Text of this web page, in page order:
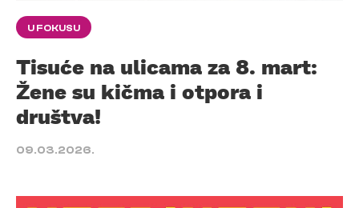
U FOKUSU
Tisuće na ulicama za 8. mart:
Žene su kičma i otpora i
društva!
09.03.2026.